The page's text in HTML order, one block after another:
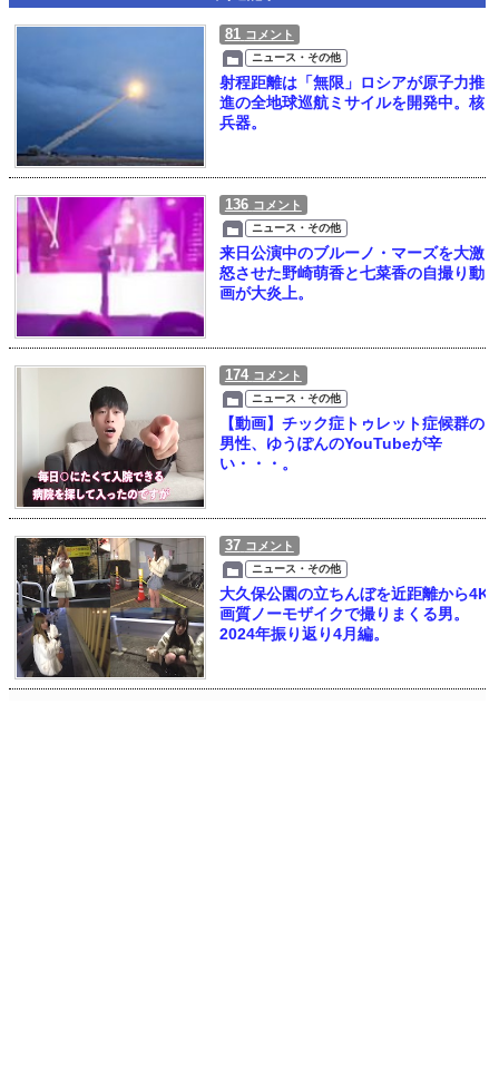
81 コメント
ニュース・その他
射程距離は「無限」ロシアが原子力推
進の全地球巡航ミサイルを開発中。核
兵器。
136 コメント
ニュース・その他
来日公演中のブルーノ・マーズを大激
怒させた野崎萌香と七菜香の自撮り動
画が大炎上。
174 コメント
ニュース・その他
【動画】チック症トゥレット症候群の
男性、ゆうぽんのYouTubeが辛
い・・・。
37 コメント
ニュース・その他
大久保公園の立ちんぼを近距離から4K
画質ノーモザイクで撮りまくる男。
2024年振り返り4月編。